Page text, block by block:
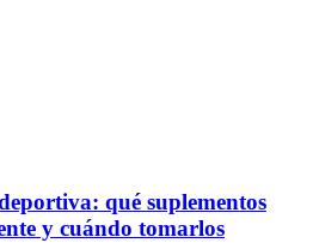
qué suplementos
y cuándo tomarlos